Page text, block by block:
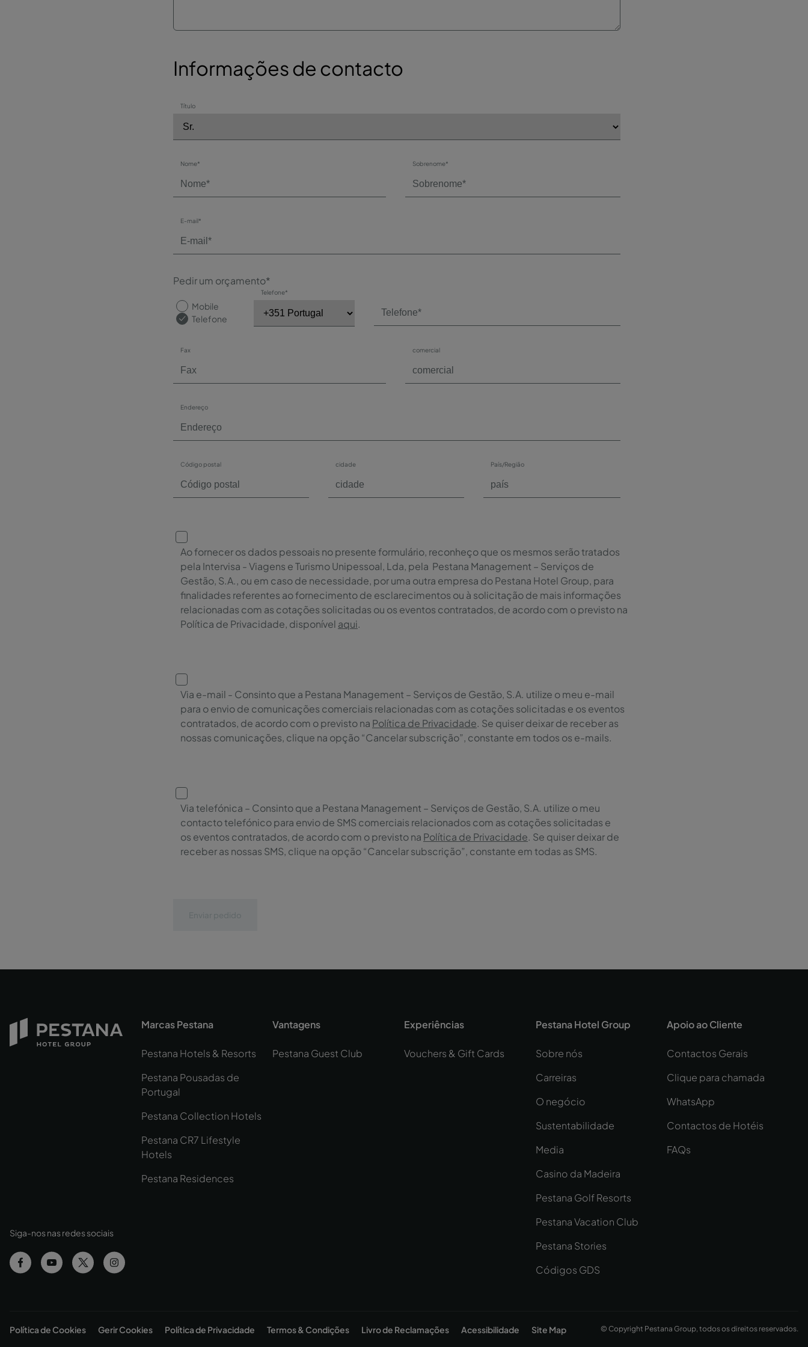
Informações de contacto
Título
Nome* Sobrenome*
E-mail*
Pedir um orçamento*
Mobile
Telefone
Telefone*
Fax comercial
Endereço
Código postal cidade País/Região
Ao fornecer os dados pessoais no presente formulário, reconheço que os mesmos serão tratados
pela Intervisa - Viagens e Turismo Unipessoal, Lda, pela Pestana Management – Serviços de
Gestão, S.A., ou em caso de necessidade, por uma outra empresa do Pestana Hotel Group, para
finalidades referentes ao fornecimento de esclarecimentos ou à solicitação de mais informações
relacionadas com as cotações solicitadas ou os eventos contratados, de acordo com o previsto na
Política de Privacidade, disponível aqui.
Via e-mail - Consinto que a Pestana Management – Serviços de Gestão, S.A. utilize o meu e-mail
para o envio de comunicações comerciais relacionadas com as cotações solicitadas e os eventos
contratados, de acordo com o previsto na Política de Privacidade. Se quiser deixar de receber as
nossas comunicações, clique na opção “Cancelar subscrição”, constante em todos os e-mails.
Via telefónica – Consinto que a Pestana Management – Serviços de Gestão, S.A. utilize o meu
contacto telefónico para envio de SMS comerciais relacionados com as cotações solicitadas e
os eventos contratados, de acordo com o previsto na Política de Privacidade. Se quiser deixar de
receber as nossas SMS, clique na opção “Cancelar subscrição”, constante em todas as SMS.
Siga-nos nas redes sociais
Marcas Pestana
Pestana Hotels & Resorts
Pestana Pousadas de
Portugal
Pestana Collection Hotels
Pestana CR7 Lifestyle
Hotels
Pestana Residences
Vantagens
Pestana Guest Club
Experiências
Vouchers & Gift Cards
Pestana Hotel Group
Sobre nós
Carreiras
O negócio
Sustentabilidade
Media
Casino da Madeira
Pestana Golf Resorts
Pestana Vacation Club
Pestana Stories
Códigos GDS
Apoio ao Cliente
Contactos Gerais
Clique para chamada
WhatsApp
Contactos de Hotéis
FAQs
Política de Cookies Gerir Cookies Política de Privacidade Termos & Condições Livro de Reclamações Acessibilidade Site Map © Copyright Pestana Group, todos os direitos reservados.